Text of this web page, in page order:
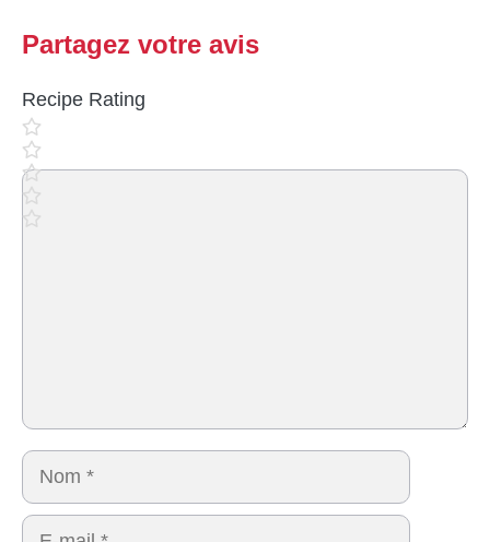
Partagez votre avis
Recipe Rating
Commentaire
Nom
E-